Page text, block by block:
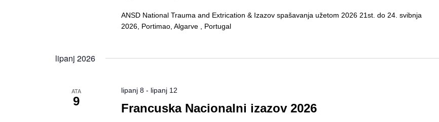
ANSD National Trauma and Extrication & Izazov spašavanja užetom 2026 21st. do 24. svibnja
2026, Portimao, Algarve , Portugal
lipanj 2026
ATA
9
lipanj 8 - lipanj 12
Francuska Nacionalni izazov 2026